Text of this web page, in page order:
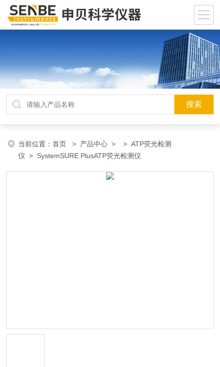
当前位置：首页 > 产品中心 > >ATP荧光检测
仪 > SystemSURE PlusATP荧光检测仪